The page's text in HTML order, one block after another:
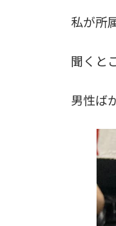
私が所
聞くと
男性ば